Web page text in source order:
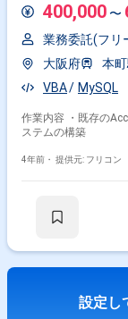
400,000 〜
業務委託(フリ
大阪府
本
VBA
MySQL
作業内容 ・既存の
ステムの構築
4年前・ 提供元: フリコン
設定し